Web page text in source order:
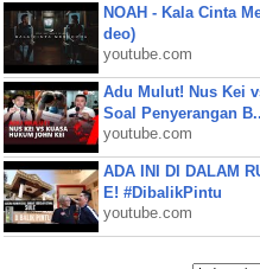
NOAH - Kala Cinta
deo)
youtube.com
Adu Mulut! Nus Kei
Soal Penyerangan
youtube.com
ADA INI DI DALAM
E! #DibalikPintu
youtube.com